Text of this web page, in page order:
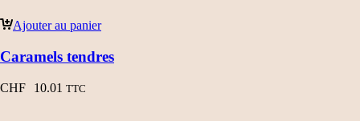
Ajouter au panier
Caramels tendres
CHF 10.01 TTC